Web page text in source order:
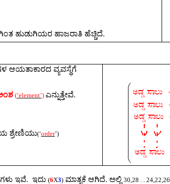
ಹುಡುಗಿಯರ ಹಾಜರಾತಿ ಹೆಚ್ಚಿದೆ.
ಆಯತಾಕಾರದ ವ್ಯವಸ್ಥೆಗೆ
(‘element’) ಎನ್ನುತ್ತೇವೆ.
ಶ್ರೇಣಿಯು(‘order’)
ಇವೆ. ಇದು (6X3) ಮಾತೃಕೆ ಆಗಿದೆ. ಅಲ್ಲಿ 30,28 . . 24,22,26